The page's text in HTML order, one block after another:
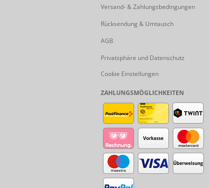
Versand- & Zahlungsbedingungen
Rücksendung & Umtausch
AGB
Privatsphäre und Datenschutz
Cookie Einstellungen
ZAHLUNGSMÖGLICHKEITEN